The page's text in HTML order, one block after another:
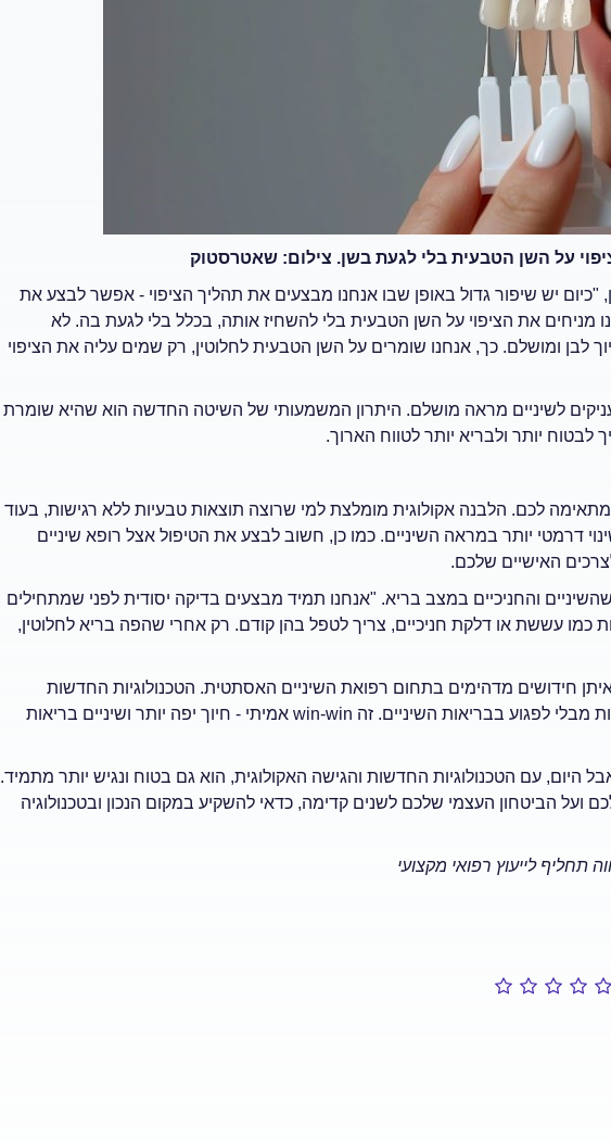
על השן הטבעית בלי לגעת בשן. צילום: שאטרסטוק
"כיום יש שיפור גדול באופן שבו אנחנו מבצעים את תהליך הציפוי - אפשר לבצע את
מניחים את הציפוי על השן הטבעית בלי להשחיז אותה, בכלל בלי לגעת בה. לא
לבן ומושלם. כך, אנחנו שומרים על השן הטבעית לחלוטין, רק שמים עליה את הציפוי
לשיניים מראה מושלם. היתרון המשמעותי של השיטה החדשה הוא שהיא שומרת
יותר ולבריא יותר לטווח הארוך.
לכם. הלבנה אקולוגית מומלצת למי שרוצה תוצאות טבעיות ללא רגישות, בעוד
דרמטי יותר במראה השיניים. כמו כן, חשוב לבצע את הטיפול אצל רופא שיניים
האישיים שלכם.
שהשיניים והחניכיים במצב בריא. "אנחנו תמיד מבצעים בדיקה יסודית לפני שמתחילים
כמו עששת או דלקת חניכיים, צריך לטפל בהן קודם. רק אחרי שהפה בריא לחלוטין,
חידושים מדהימים בתחום רפואת השיניים האסתטית. הטכנולוגיות החדשות
מאפשרות לנו לתת למטופלים תוצאות מעולות מבלי לפגוע בבריאות השיניים. זה win-win אמיתי - חיוך יפה יותר ושיניים בריאות
היום, עם הטכנולוגיות החדשות והגישה האקולוגית, הוא גם בטוח ונגיש יותר מתמיד.
הביטחון העצמי שלכם לשנים קדימה, כדאי להשקיע במקום הנכון ובטכנולוגיה
תחליף לייעוץ רפואי מקצועי